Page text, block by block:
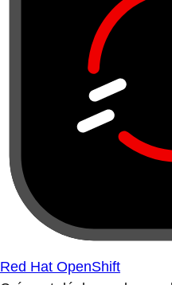
Red Hat OpenShift